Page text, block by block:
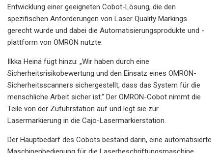
Entwicklung einer geeigneten Cobot-Lösung, die den
spezifischen Anforderungen von Laser Quality Markings
gerecht wurde und dabei die Automatisierungsprodukte und -
plattform von OMRON nutzte.
Ilkka Heinä fügt hinzu: „Wir haben durch eine
Sicherheitsrisikobewertung und den Einsatz eines OMRON-
Sicherheitsscanners sichergestellt, dass das System für die
menschliche Arbeit sicher ist.“ Der OMRON-Cobot nimmt die
Teile von der Zuführstation auf und legt sie zur
Lasermarkierung in die Cajo-Lasermarkierstation.
Der Hauptbedarf des Cobots bestand darin, eine automatisierte